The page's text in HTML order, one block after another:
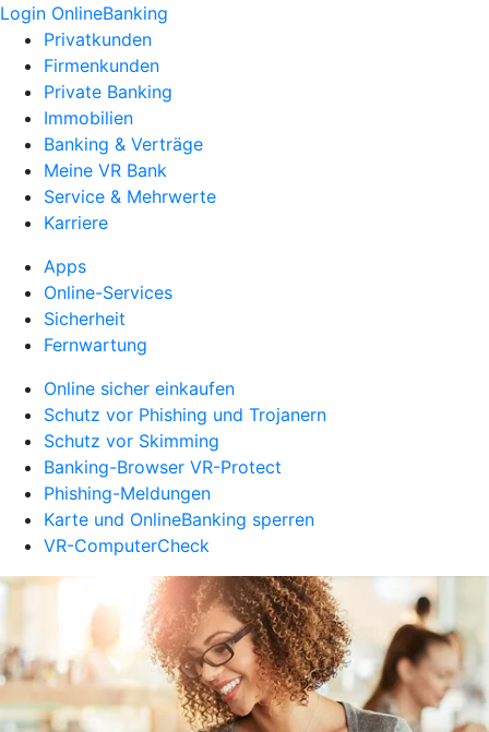
Login OnlineBanking
Privatkunden
Firmenkunden
Private Banking
Immobilien
Banking & Verträge
Meine VR Bank
Service & Mehrwerte
Karriere
Apps
Online-Services
Sicherheit
Fernwartung
Online sicher einkaufen
Schutz vor Phishing und Trojanern
Schutz vor Skimming
Banking-Browser VR-Protect
Phishing-Meldungen
Karte und OnlineBanking sperren
VR-ComputerCheck